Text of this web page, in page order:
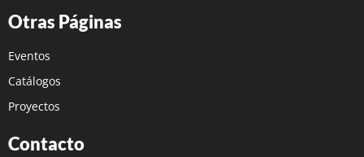
Otras Páginas
Eventos
Catálogos
Proyectos
Contacto